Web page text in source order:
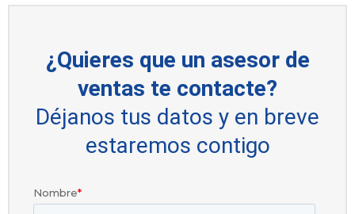
¿Quieres que un asesor de
ventas te contacte?
Déjanos tus datos y en breve
estaremos contigo